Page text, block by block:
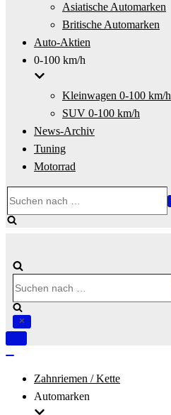
Asiatische Automarken
Britische Automarken
Auto-Aktien
0-100 km/h
Kleinwagen 0-100 km/h
SUV 0-100 km/h
News-Archiv
Tuning
Motorrad
nach …
nach …
Navigation
Zahnriemen / Kette
Automarken